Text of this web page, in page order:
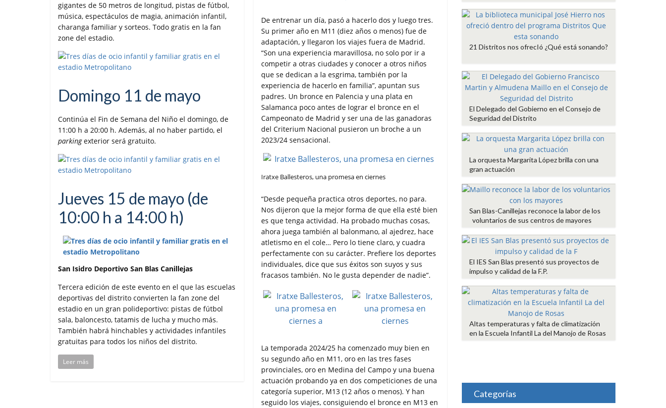
gigantes de 50 metros de longitud, pistas de fútbol,
música, espectáculos de magia, animación infantil,
charanga familiar y sorteos. Todo gratis en la fan
zone del estadio.
Domingo 11 de mayo
Continúa el Fin de Semana del Niño el domingo, de
11:00 h a 20:00 h. Además, al no haber partido, el
parkingexterior será gratuito.
Jueves 15 de mayo (de
10:00 h a 14:00 h)
San Isidro Deportivo San Blas Canillejas
Tercera edición de este evento en el que las escuelas
deportivas del distrito convierten la fan zone del
estadio en un gran polideportivo: pistas de fútbol
sala, baloncesto, tatamis de lucha y mucho más.
También habrá hinchables y actividades infantiles
gratuitas para todos los niños del distrito.
Leer más
De entrenar un día, pasó a hacerlo dos y luego tres.
Su primer año en M11 (diez años o menos) fue de
adaptación, y llegaron los viajes fuera de Madrid.
“Son una experiencia maravillosa, no solo por ir a
competir a otras ciudades y conocer a otros niños
que se dedican a la esgrima, también por la
experiencia de hacerlo en familia”, apuntan sus
padres. Un bronce en Palencia y una plata en
Salamanca poco antes de lograr el bronce en el
Campeonato de Madrid y ser una de las ganadoras
del Criterium Nacional pusieron un broche a un
2023/24 sensacional.
Iratxe Ballesteros, una promesa en ciernes
“Desde pequeña practica otros deportes, no para.
Nos dijeron que la mejor forma de que ella esté bien
es que tenga actividad. Ha probado muchas cosas,
ahora juega también al balonmano, al ajedrez, hace
atletismo en el cole… Pero lo tiene claro, y cuadra
perfectamente con su carácter. Prefiere los deportes
individuales, dice que sus éxitos son suyos y sus
fracasos también. No le gusta depender de nadie”.
La temporada 2024/25 ha comenzado muy bien en
su segundo año en M11, oro en las tres fases
provinciales, oro en Medina del Campo y una buena
actuación probando ya en dos competiciones de una
categoría superior, M13 (12 años o menos). Y han
seguido los viajes, consiguiendo el bronce en M13 en
21 Distritos nos ofrecIó ¿Qué está sonando?
El Delegado del Gobierno en el Consejo de
Seguridad del Distrito
La orquesta Margarita López brilla con una
gran actuación
San Blas-Canillejas reconoce la labor de los
voluntarios de sus centros de mayores
El IES San Blas presentó sus proyectos de
impulso y calidad de la F.P.
Altas temperaturas y falta de climatización
en la Escuela Infantil La del Manojo de Rosas
Categorías